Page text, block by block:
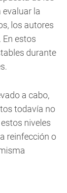
evaluar la
los autores
estos
durante
a cabo,
todavía no
niveles
reinfección o